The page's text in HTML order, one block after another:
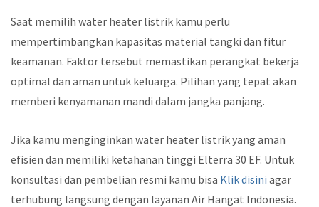
Saat memilih water heater listrik kamu perlu
mempertimbangkan kapasitas material tangki dan fitur
keamanan. Faktor tersebut memastikan perangkat bekerja
optimal dan aman untuk keluarga. Pilihan yang tepat akan
memberi kenyamanan mandi dalam jangka panjang.
Jika kamu menginginkan water heater listrik yang aman
efisien dan memiliki ketahanan tinggi Elterra 30 EF. Untuk
konsultasi dan pembelian resmi kamu bisa Klik disini agar
terhubung langsung dengan layanan Air Hangat Indonesia.